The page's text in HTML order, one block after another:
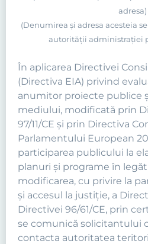
adresa)
(Denumirea şi adresa acesteia
autorităţii administraţiei
În aplicarea Directivei
(Directiva EIA) privind
anumitor proiecte publice
mediului, modificată prin
97/11/CE şi prin Directiva
Parlamentului European
participarea publicului la
planuri şi programe în
modificarea, cu privire la
şi accesul la justiţie, a
Directivei 96/61/CE, prin
se comunică solicitantului
contacta autoritatea